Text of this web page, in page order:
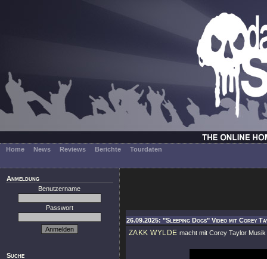
Home News Reviews Berichte Tourdaten
Anmeldung
Benutzername
Passwort
Suche
26.09.2025: "Sleeping Dogs" Video mit Corey
ZAKK WYLDE macht mit Corey Taylor